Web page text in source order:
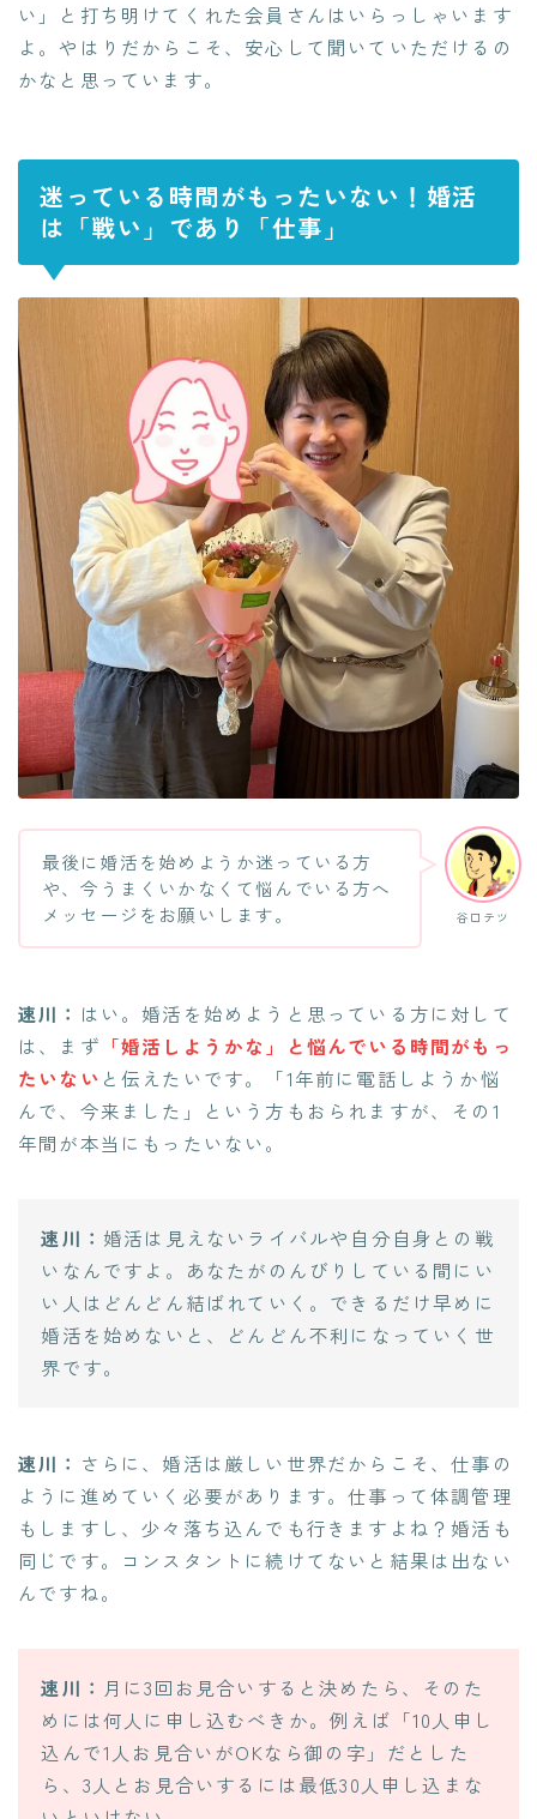
い」と打ち明けてくれた会員さんはいらっしゃいます
よ。やはりだからこそ、安心して聞いていただけるの
かなと思っています。
迷っている時間がもったいない！婚活
は「戦い」であり「仕事」
谷口テツ
最後に婚活を始めようか迷っている方
や、今うまくいかなくて悩んでいる方へ
メッセージをお願いします。
速川： はい。婚活を始めようと思っている方に対して
は、まず 「婚活しようかな」と悩んでいる時間がもっ
たいない と伝えたいです。「1年前に電話しようか悩
んで、今来ました」という方もおられますが、その1
年間が本当にもったいない。
速川： 婚活は見えないライバルや自分自身との戦
いなんですよ。あなたがのんびりしている間にい
い人はどんどん結ばれていく。できるだけ早めに
婚活を始めないと、どんどん不利になっていく世
界です。
速川： さらに、婚活は厳しい世界だからこそ、仕事の
ように進めていく必要があります。仕事って体調管理
もしますし、少々落ち込んでも行きますよね？婚活も
同じです。コンスタントに続けてないと結果は出ない
んですね。
速川： 月に3回お見合いすると決めたら、そのた
めには何人に申し込むべきか。例えば「10人申し
込んで1人お見合いがOKなら御の字」だとした
ら、3人とお見合いするには最低30人申し込まな